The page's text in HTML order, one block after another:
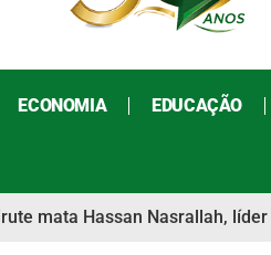
ECONOMIA EDUCAÇÃO
mata Hassan Nasrallah,